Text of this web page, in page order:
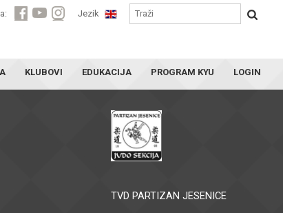
Jezik
KLUBOVI EDUKACIJA PROGRAM KYU LOGIN
TVD PARTIZAN JESENICE